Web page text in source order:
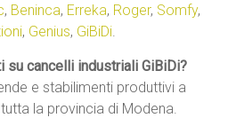
, Beninca, Erreka, Roger, Somfy,
, Genius, GiBiDi.
su cancelli industriali GiBiDi?
e stabilimenti produttivi a
la provincia di Modena.